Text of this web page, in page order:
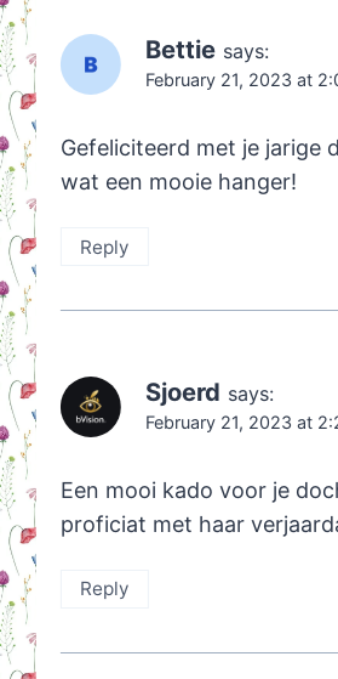
Bettie says:
February 21, 2023 at
Gefeliciteerd met je jarige
wat een mooie hanger!
Reply
Sjoerd says:
February 21, 2023 at
Een mooi kado voor je
proficiat met haar
Reply